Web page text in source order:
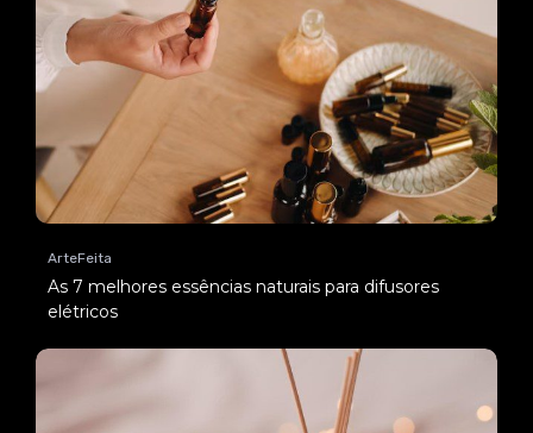
ArteFeita
As 7 melhores essências naturais para difusores
elétricos